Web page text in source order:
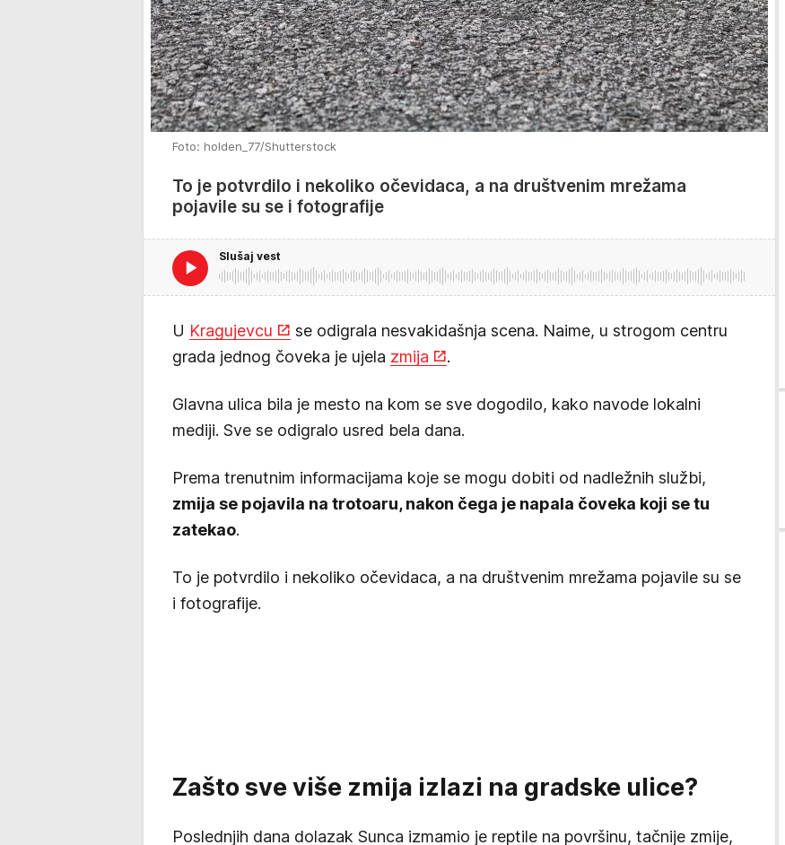
Foto: holden_77/Shutterstock
To je potvrdilo i nekoliko očevidaca, a na društvenim mrežama
pojavile su se i fotografije
Slušaj vest
U Kragujevcu
se odigrala nesvakidašnja scena. Naime, u strogom centru
grada jednog čoveka je ujela zmija .
Glavna ulica bila je mesto na kom se sve dogodilo, kako navode lokalni
mediji. Sve se odigralo usred bela dana.
Prema trenutnim informacijama koje se mogu dobiti od nadležnih službi,
zmija se pojavila na trotoaru, nakon čega je napala čoveka koji se tu
zatekao.
To je potvrdilo i nekoliko očevidaca, a na društvenim mrežama pojavile su se
i fotografije.
Zašto sve više zmija izlazi na gradske ulice?
Poslednjih dana dolazak Sunca izmamio je reptile na površinu, tačnije zmije,